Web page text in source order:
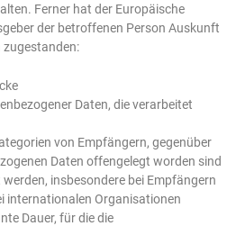
Ferner hat der Europäische
der betroffenen Person Auskunft
Daten, die verarbeitet
von Empfängern, gegenüber
Daten offengelegt worden sind
insbesondere bei Empfängern
internationalen Organisationen
Dauer, für die die